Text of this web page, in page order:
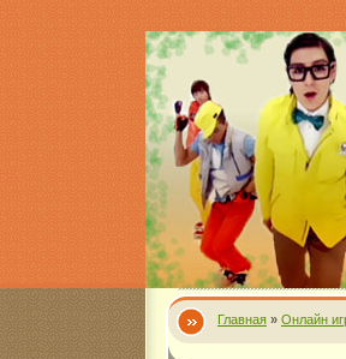
Главная » Онлайн